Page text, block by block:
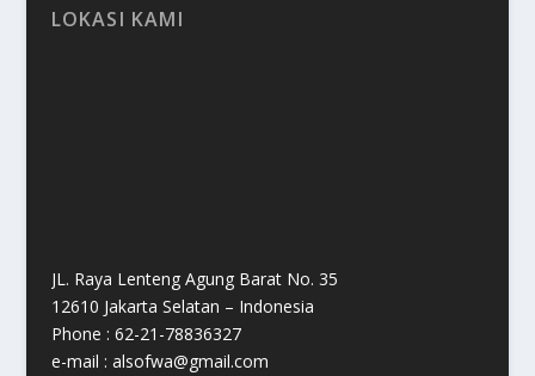
LOKASI KAMI
JL. Raya Lenteng Agung Barat No. 35
12610 Jakarta Selatan – Indonesia
Phone : 62-21-78836327
e-mail : alsofwa@gmail.com